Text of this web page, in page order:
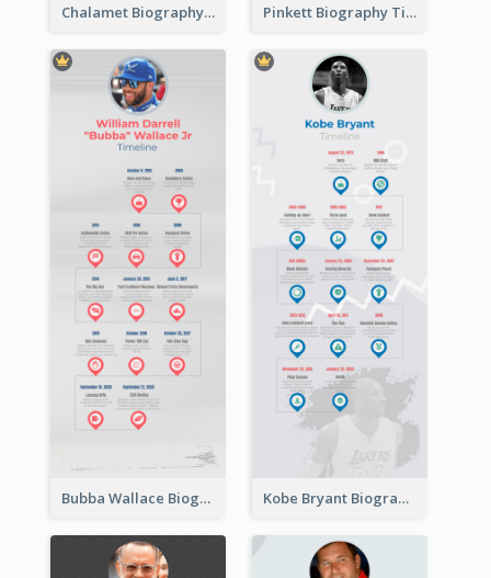
Chalamet Biography Timeline Pinkett Biography Timeline
Bubba Wallace Biography Timeline Kobe Bryant Biography Timeline